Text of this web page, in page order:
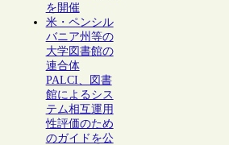
を開催
米・ペンシル
バニア州等の
大学図書館の
連合体
PALCI、図書
館によるシス
テム相互運用
性評価のため
のガイドを公